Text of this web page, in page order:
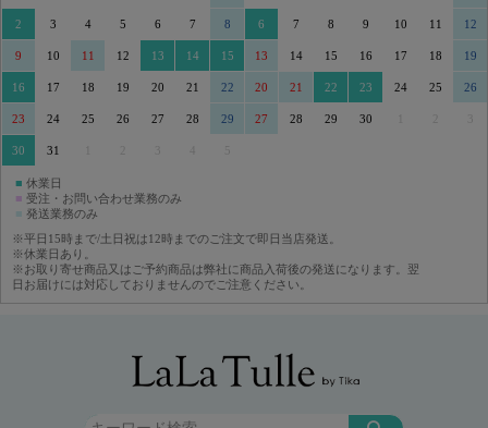
2 3 4 5 6 7 8
9 10 11 12 13 14 15
16 17 18 19 20 21 22
23 24 25 26 27 28 29
30 31 3 5
6 7 8 9 10 11 12
13 14 15 16 17 18 19
20 21 22 23 24 25 26
27 28 29 30 3
■ 休業日
■ 受注・お問い合わせ業務のみ
■ 発送業務のみ
※平日15時まで/土日祝は12時までのご注文で即日当店発送。
※休業日あり。
※お取り寄せ商品又はご予約商品は弊社に商品入荷後の発送になります。翌
日お届けには対応しておりませんのでご注意ください。